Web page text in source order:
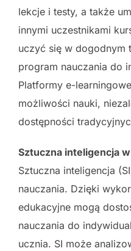
lekcje i testy, a także
innymi uczestnikami
uczyć się w dogodnym
program nauczania do
Platformy e-
możliwości nauki,
dostępności
Sztuczna inteligencja
Sztuczna inteligencja
nauczania. Dzięki
edukacyjne mogą
nauczania do
ucznia. SI może